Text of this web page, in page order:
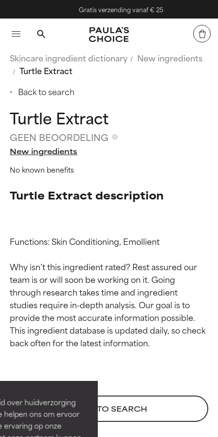
over huidverzorging
helpen ons om ervoor
ervaring op onze
Gratis verzending vanaf € 25
Skincare ingredient dictionary
New ingredients
Turtle Extract
Back to search
Turtle Extract
GEEN BEOORDELING
New ingredients
No known benefits
Turtle Extract description
Functions: Skin Conditioning, Emollient
Why isn’t this ingredient rated? Rest assured our
team is or will soon be working on it. Going
through research takes time and ingredient
studies require in-depth analysis. Our goal is to
provide the most accurate information possible.
This ingredient database is updated daily, so check
BACK TO SEARCH
Beoordelingen van
Bewezen en ondersteund door
onafhankelijk onderzoek.
Uitstekend actief ingrediënt
voor de meeste huidtypen of
Beoordelingen van
Bewezen en ondersteund door
onafhankelijk onderzoek.
Uitstekend actief ingrediënt
voor de meeste huidtypen of